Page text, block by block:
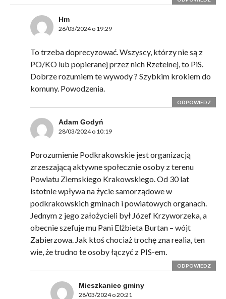
Hm
26/03/2024 o 19:29
To trzeba doprecyzować. Wszyscy, którzy nie są z
PO/KO lub popieranej przez nich Rzetelnej, to PiS.
Dobrze rozumiem te wywody ? Szybkim krokiem do
komuny. Powodzenia.
ODPOWIEDZ
Adam Godyń
28/03/2024 o 10:19
Porozumienie Podkrakowskie jest organizacją
zrzeszającą aktywne społecznie osoby z terenu
Powiatu Ziemskiego Krakowskiego. Od 30 lat
istotnie wpływa na życie samorządowe w
podkrakowskich gminach i powiatowych organach.
Jednym z jego założycieli był Józef Krzyworzeka, a
obecnie szefuje mu Pani Elżbieta Burtan – wójt
Zabierzowa. Jak ktoś chociaż trochę zna realia, ten
wie, że trudno te osoby łączyć z PIS-em.
ODPOWIEDZ
Mieszkaniec gminy
28/03/2024 o 20:21